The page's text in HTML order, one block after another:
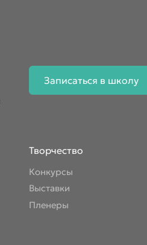
Записаться в школу
Творчество
Конкурсы
Выставки
Пленеры